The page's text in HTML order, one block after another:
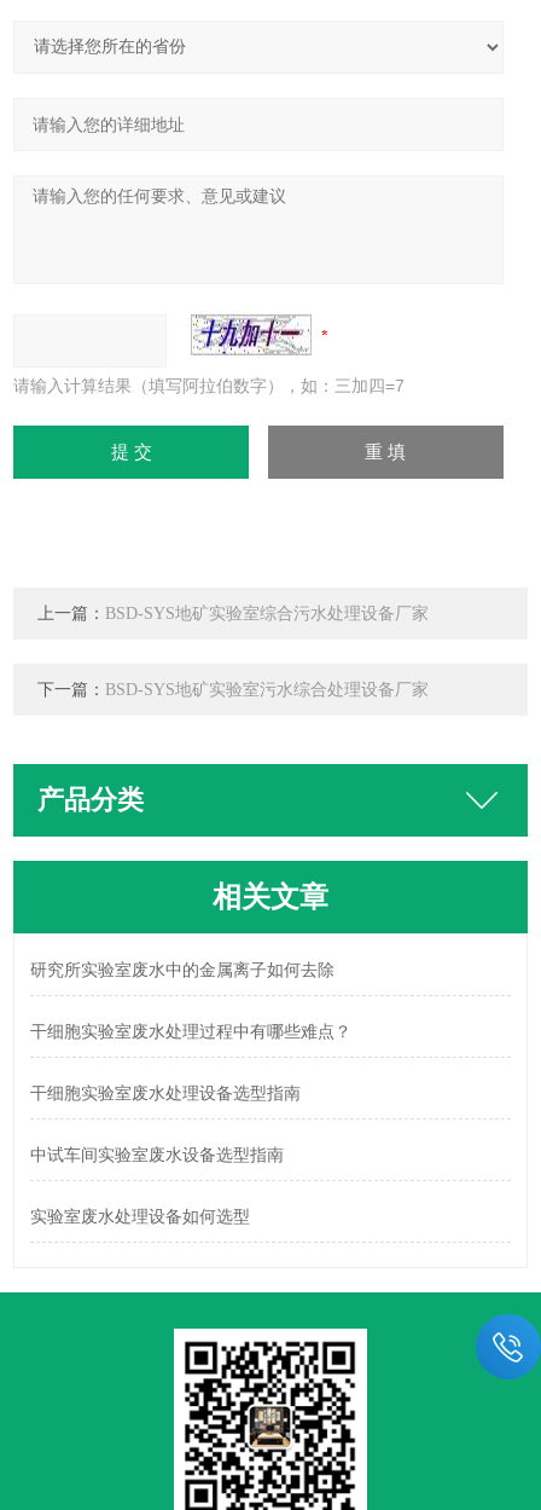
请输入计算结果（填写阿拉伯数字），如：三加四=7
上一篇： BSD-SYS地矿实验室综合污水处理设备厂家
下一篇： BSD-SYS地矿实验室污水综合处理设备厂家
产品分类
相关文章
研究所实验室废水中的金属离子如何去除
干细胞实验室废水处理过程中有哪些难点？
干细胞实验室废水处理设备选型指南
中试车间实验室废水设备选型指南
实验室废水处理设备如何选型